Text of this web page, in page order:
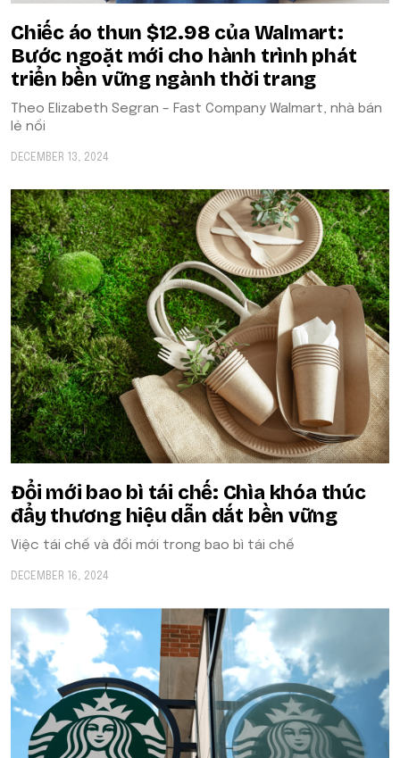
Chiếc áo thun $12.98 của Walmart:
Bước ngoặt mới cho hành trình phát
triển bền vững ngành thời trang
Theo Elizabeth Segran – Fast Company Walmart, nhà bán
lẻ nổi
DECEMBER 13, 2024
Đổi mới bao bì tái chế: Chìa khóa thúc
đẩy thương hiệu dẫn dắt bền vững
Việc tái chế và đổi mới trong bao bì tái chế
DECEMBER 16, 2024